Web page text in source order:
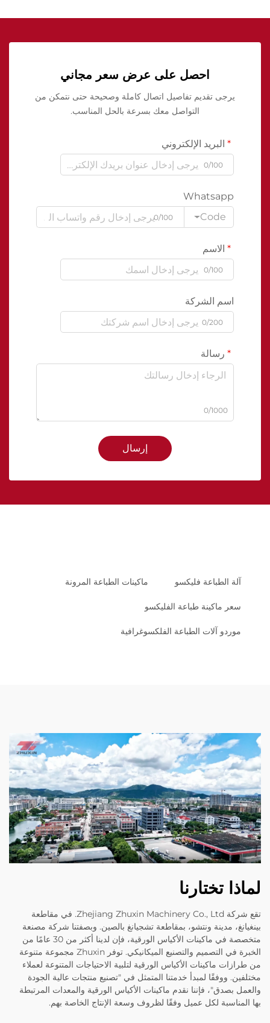
احصل على عرض سعر مجاني
يرجى تقديم تفاصيل اتصال كاملة وصحيحة حتى نتمكن من
التواصل معك بسرعة بالحل المناسب.
البريد الإلكتروني
0/100
Whatsapp
Code
0/100
الاسم
0/100
اسم الشركة
0/200
رسالة
0/1000
إرسال
آلة الطباعة فليكسو ماكينات الطباعة المرونة
سعر ماكينة طباعة الفليكسو
موردو آلات الطباعة الفلكسوغرافية
لماذا تختارنا
تقع شركة Zhejiang Zhuxin Machinery Co., Ltd. في مقاطعة
بينغيانغ، مدينة ونتشو، بمقاطعة تشجيانغ بالصين. وبصفتنا شركة مصنعة
متخصصة في ماكينات الأكياس الورقية، فإن لدينا أكثر من 30 عامًا من
الخبرة في التصميم والتصنيع الميكانيكي. توفر Zhuxin مجموعة متنوعة
من طرازات ماكينات الأكياس الورقية لتلبية الاحتياجات المتنوعة لعملاء
مختلفين. ووفقًا لمبدأ خدمتنا المتمثل في "تصنيع منتجات عالية الجودة
والعمل بصدق"، فإننا نقدم ماكينات الأكياس الورقية والمعدات المرتبطة
بها المناسبة لكل عميل وفقًا لظروف وسعة الإنتاج الخاصة بهم.